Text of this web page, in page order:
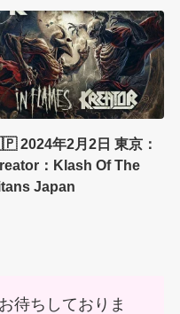
2024年2月2日 東京：
：Klash Of The
Japan
待ちしておりま